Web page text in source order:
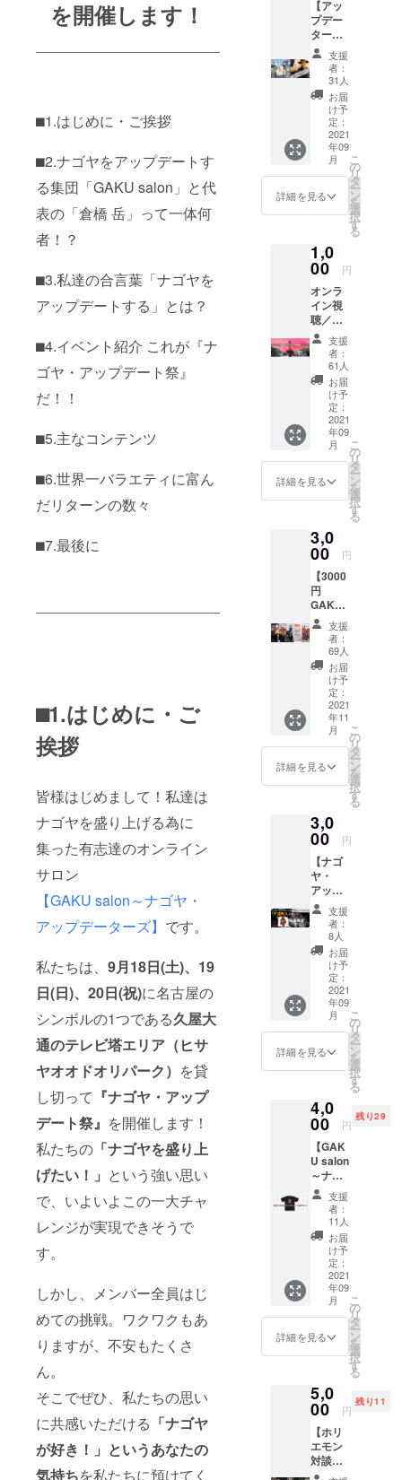
を開催します！
⬛︎1.はじめに・ご挨拶
⬛︎2.ナゴヤをアップデートす
る集団「GAKU salon」と代
表の「倉橋 岳」って一体何
者！？
⬛︎3.私達の合言葉「ナゴヤを
アップデートする」とは？
⬛︎4.イベント紹介 これが『ナ
ゴヤ・アップデート祭』
だ！！
⬛︎5.主なコンテンツ
⬛︎6.世界一バラエティに富ん
だリターンの数々
⬛︎7.最後に
⬛︎1.はじめに・ご
挨拶
皆様はじめまして！私達は
ナゴヤを盛り上げる為に
集った有志達のオンライン
サロン
【GAKU salon～ナゴヤ・
アップデーターズ】 です。
私たちは、 9月18日(土)、19
日(日)、20日(祝)に名古屋の
シンボルの1つである久屋大
通のテレビ塔エリア（ヒサ
ヤオオドオリパーク） を貸
し切って 『ナゴヤ・アップ
デート祭』 を開催します！
私たちの 「ナゴヤを盛り上
げたい！」 という強い思い
で、いよいよこの一大チャ
レンジが実現できそうで
す。
しかし、メンバー全員はじ
めての挑戦。ワクワクもあ
りますが、不安もたくさ
ん。
そこでぜひ、私たちの思い
に共感いただける 「ナゴヤ
が好き！」というあなたの
気持ちを私たちに預けてく
経験、名古
屋キャッス
ルホテル等
30店以上と
コラボ料理
プロデュー
・国立大学
（名工大）
大学院に
て、全国の
を題材とし
た博士論文
執筆中の研
【アッ
プデー
ターズ
758(ナ
ゴヤ)
コー
ス】 ※
下記2つ
から、
ご希望
の特典
を1つお
選びく
ださ
い。
ベント
不参加
の方向
け】お
礼メー
ル配信
こちら
は、ナ
ゴヤの
アップ
デート
をただ
ただ応
援する
コース
になり
ます。
一口758
援の気
持ちに
ありま
せん！
こちら
をご購
入頂け
た方に
はクラ
ウド
ファン
ディン
グ終了
後にお
礼の
メール
【特典
②：イ
ベント
参加の
方向
け】巨
大オブ
ジェを
飾れる
権 イベ
ントで
はヒサ
ヤオオ
ドオリ
パーク
「巨大
オブ
しま
す。 イ
メージ
写真の
よう
に、巨
大オブ
ジェが
水辺で
ナゴヤ
「ドー
ンッ！
」と
しちゃ
いま
そのに
吊る短
冊飾り
のよう
なもの
(モ
支援
者：
31人
お届
け予
定：
2021
年09
月
詳細を見る
こ
の
リ
タ
ー
ン
を
選
択
す
る
1,0
00 円
オンラ
イン視
聴／
アーカ
イブ視
聴権 本
イベン
トの
トーク
やパ
フォー
マース
テージ
のライ
ブ配信
イブ視
聴権。
現地に
いなく
ても、
当日見
れなく
てもこ
れであ
なたは
立派な
祭の当
事者で
す！ ※
クラウ
ドファ
ンディ
限定
URLな
送りし
ます。
支援
者：
61人
お届
け予
定：
2021
年09
月
詳細を見る
こ
の
リ
タ
ー
ン
を
選
択
す
る
3,0
00 円
【3000
円
GAKU
Salon公
式コー
ス】 ※
下記５
つから
ご希望
の特典
を1つお
選びく
ださ
い。
【特典
salonに
一ヶ月
参加券
GAKU
salon
〜ナゴ
ヤ・
アップ
デー
ター
ズ〜」
は、ナ
ゴヤを
面白が
りなが
ら、自
分達が
いこう
と考え
ゴヤ・
アップ
デー
ター
ズ」が
集うオ
ンライ
ンサロ
ンに1か
月参加
体験で
きる券
です。※
お得な4
円コー
スにあ
り。 支
援者に
メール
で入会
支援
者：
69人
お届
け予
定：
2021
年11
月
詳細を見る
こ
の
リ
タ
ー
ン
を
選
択
す
る
3,0
00 円
【ナゴ
ヤ・
アップ
デート
祭「ナ
ゴヤ
人」
コー
ス】 ・
HP/会場
に名前
が出る
権
（「ナ
ゴヤ
ア） ※
備考欄
に掲載
するお
名前を
入力し
てくだ
さい ・
特製缶
バッジ
(「ナゴ
ヤ人」
デザイ
ン)
※さらに
上位ク
ラスと
人」
10,000
ナゴヤ
人」
30,000
支援
者：
8人
お届
け予
定：
2021
年09
月
詳細を見る
こ
の
リ
タ
ー
ン
を
選
択
す
る
4,0
00 円
残り29
【GAK
U salon
～ナゴ
ヤ・
アップ
デー
ターズ
～公式
「Tシャ
ツ」
コー
ス】
GAKU
salon初
の公式T
サイ
ズ：フ
リーサ
イズ 物
品は当
日イベ
支援
者：
11人
お届
け予
定：
2021
年09
月
詳細を見る
こ
の
リ
タ
ー
ン
を
選
択
す
る
5,0
00 円
残り11
【ホリ
エモン
対談
トーク